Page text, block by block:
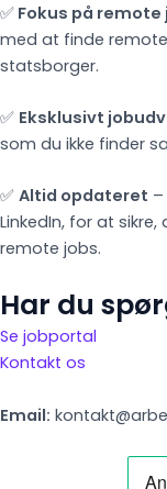
✅ Fokus på remote
med at finde
statsborger.
✅ Eksklusivt
som du ikke finder
✅ Altid opdateret
LinkedIn, for at
remote jobs.
Har du
Se jobportal
Kontakt os
Email: